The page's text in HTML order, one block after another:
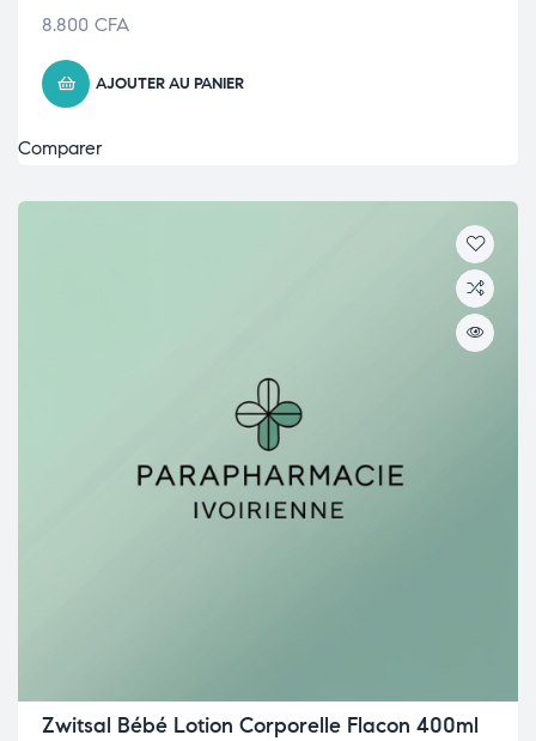
8.800 CFA
AJOUTER AU PANIER
Comparer
Zwitsal Bébé Lotion Corporelle Flacon 400ml